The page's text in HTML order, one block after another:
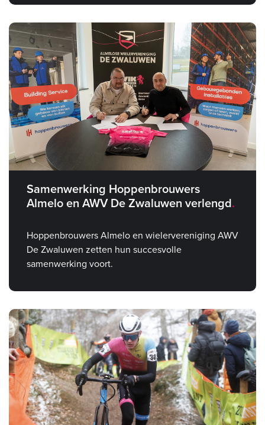
Samenwerking Hoppenbrouwers
Almelo en AWV De Zwaluwen verlengd
Hoppenbrouwers Almelo en wielervereniging AWV
De Zwaluwen zetten hun succesvolle
samenwerking voort.